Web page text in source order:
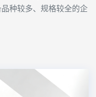
种较多、规格较全的企